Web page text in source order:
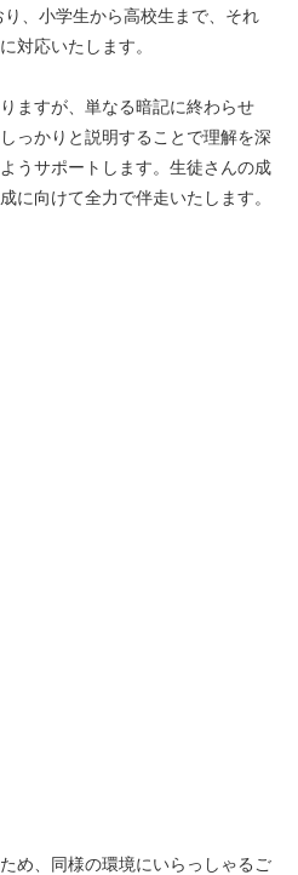
、小学生から高校生まで、それ
対応いたします。
ますが、単なる暗記に終わらせ
っかりと説明することで理解を深
うサポートします。生徒さんの成
に向けて全力で伴走いたします。
め、同様の環境にいらっしゃるご